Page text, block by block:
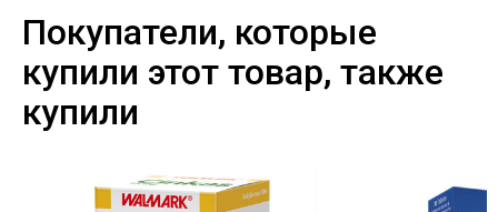
Покупатели, которые
купили этот товар, также
купили